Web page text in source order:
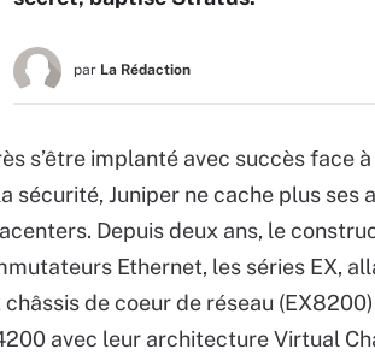
par La Rédaction
s’être implanté avec succès face
sécurité, Juniper ne cache plus
Depuis deux ans, le
Ethernet, les séries EX,
châssis de coeur de réseau
avec leur architecture Virtual